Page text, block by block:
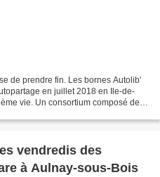
de prendre fin. Les bornes Autolib'
en juillet 2018 en Ile-de-
vie. Un consortium composé de
vendredis des
à Aulnay-sous-Bois